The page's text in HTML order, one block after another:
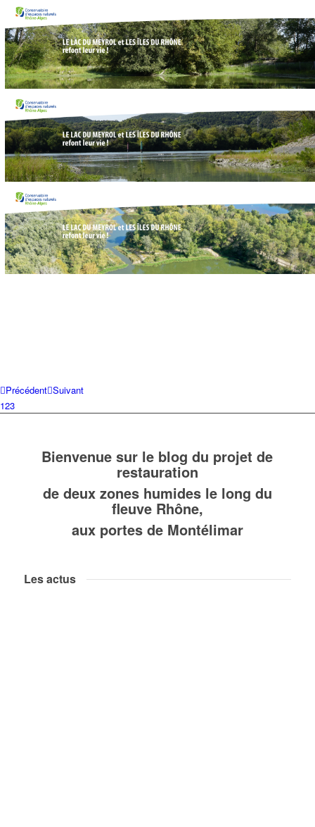
Précédent Suivant
123
Bienvenue sur le blog du projet de
restauration
de deux zones humides le long du
fleuve Rhône,
aux portes de Montélimar
Les actus